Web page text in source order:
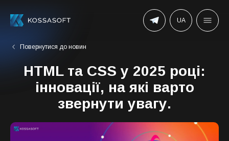
UA
Повернутися до новин
HTML та CSS у 2025 році:
інновації, на які варто
звернути увагу.